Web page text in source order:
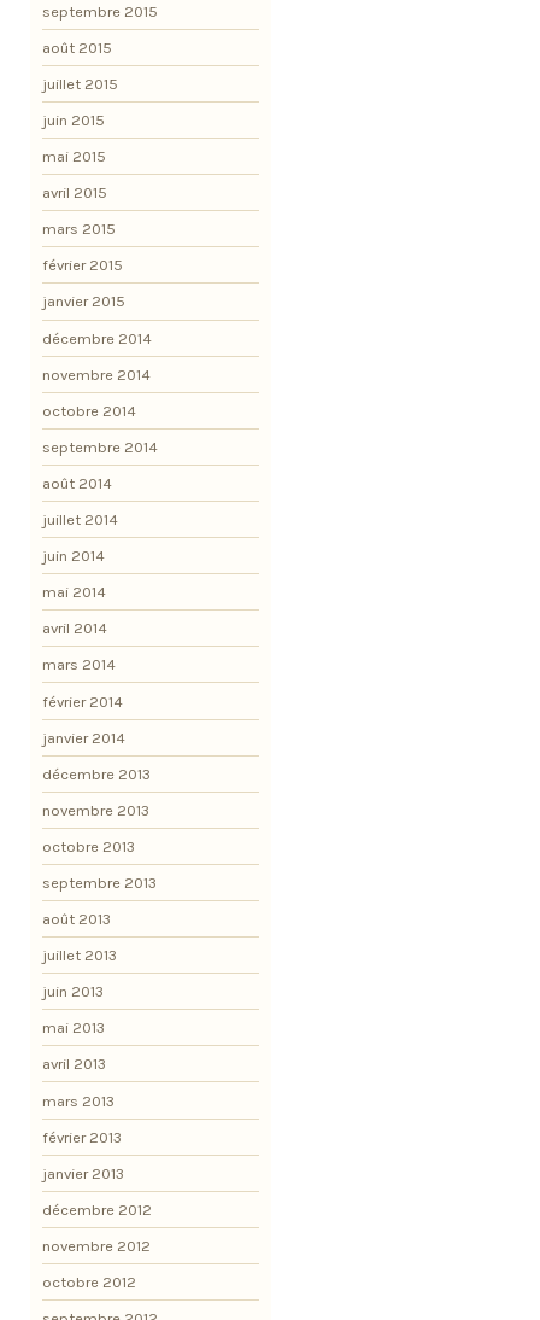
septembre 2015
août 2015
juillet 2015
juin 2015
mai 2015
avril 2015
mars 2015
février 2015
janvier 2015
décembre 2014
novembre 2014
octobre 2014
septembre 2014
août 2014
juillet 2014
juin 2014
mai 2014
avril 2014
mars 2014
février 2014
janvier 2014
décembre 2013
novembre 2013
octobre 2013
septembre 2013
août 2013
juillet 2013
juin 2013
mai 2013
avril 2013
mars 2013
février 2013
janvier 2013
décembre 2012
novembre 2012
octobre 2012